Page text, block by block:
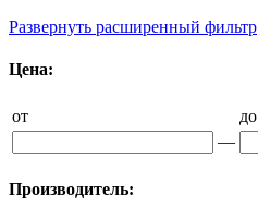
Развернуть расширенный фильтр
Цена:
от
до
—
Производитель: